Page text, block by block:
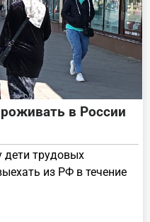
в России
дети трудовых
из РФ в течение